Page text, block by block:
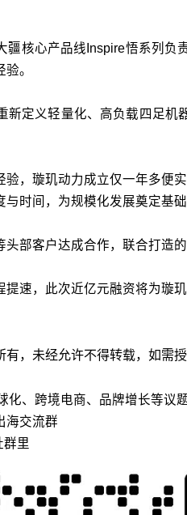
疆核心产品线Inspire悟系列
。
新定义轻量化、高负载四足
验，璇玑动力成立仅一年多便
与时间，为规模化发展奠定基
头部客户达成合作，联合打造
提速，此次近亿元融资将为璇
有，未经允许不得转载，如需
化、跨境电商、品牌增长等议
海交流群
群里